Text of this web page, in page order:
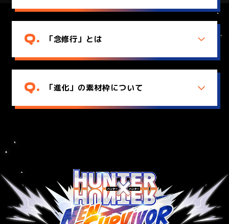
「念修行」とは
「進化」の素材枠について